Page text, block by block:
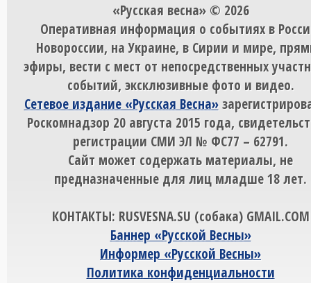
«Русская весна» © 2026
Оперативная информация о событиях в
Новороссии, на Украине, в Сирии и мире,
эфиры, вести с мест от непосредственных
событий, эксклюзивные фото и видео.
Сетевое издание «Русская Весна»
Роскомнадзор 20 августа 2015 года,
регистрации СМИ ЭЛ № ФС77 – 62791.
Сайт может содержать материалы, не
предназначенные для лиц младше 18 лет.
КОНТАКТЫ: RUSVESNA.SU (собака) GMAIL.COM
Баннер «Русской Весны»
Информер «Русской Весны»
Политика конфиденциальности